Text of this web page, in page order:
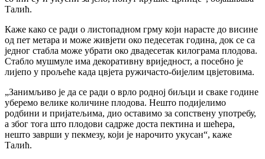
Талић.
Каже како се ради о листопадном грму који нарасте до висине
од пет метара и може живјети око педесетак година, док се са
једног стабла може убрати око двадесетак килограма плодова.
Стабло мушмуле има декоративну вриједност, а посебно је
лијепо у прољеће када цвјета ружичасто-бијелим цвјетовима.
„Занимљиво је да се ради о врло родној биљци и сваке године
уберемо велике количине плодова. Нешто подијелимо
родбини и пријатељима, дио оставимо за сопствену употребу,
а због тога што плодови садрже доста пектина и шећера,
нешто заврши у пекмезу, који је нарочито укусан“, каже
Талић.